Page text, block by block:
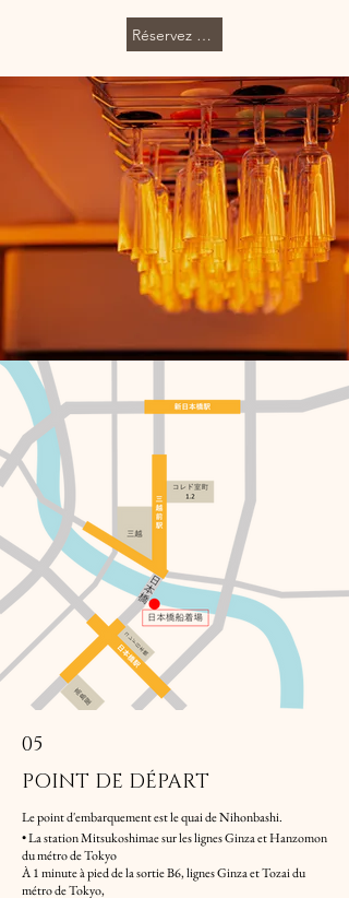
Réservez maintenant
05
POINT DE DÉPART
Le point d'embarquement est le quai de Nihonbashi.
• La station Mitsukoshimae sur les lignes Ginza et Hanzomon
du métro de Tokyo
À 1 minute à pied de la sortie B6, lignes Ginza et Tozai du
métro de Tokyo,